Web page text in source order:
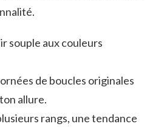
souple aux couleurs
de boucles originales
allure.
rangs, une tendance